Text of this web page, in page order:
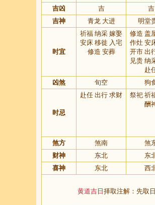
吉凶
吉 吉
吉神
青龙 大进 明堂
时宜
祈福 纳采 嫁娶
安床 移徙 入宅
修造 安葬
修造 盖
作灶 安
开市 出
见贵 纳
赴
凶煞 旬空 狗
时忌
赴任 出行 求财
祭祀 祈
酬
煞方 煞南 煞
财神
东北 东
喜神
东北 西
黄道吉日 择取注解：先取